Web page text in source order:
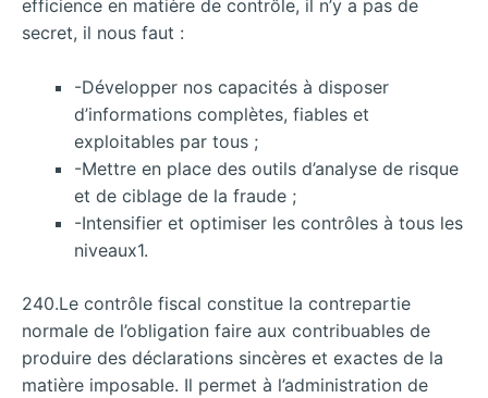
efficience en matière de contrôle, il n’y a pas de
secret, il nous faut :
-Développer nos capacités à disposer
d’informations complètes, fiables et
exploitables par tous ;
-Mettre en place des outils d’analyse de risque
et de ciblage de la fraude ;
-Intensifier et optimiser les contrôles à tous les
niveaux1.
240.Le contrôle fiscal constitue la contrepartie
normale de l’obligation faire aux contribuables de
produire des déclarations sincères et exactes de la
matière imposable. Il permet à l’administration de